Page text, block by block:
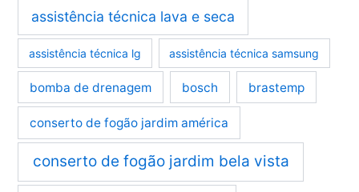
assistência técnica lava e seca
assistência técnica lg assistência técnica samsung
bomba de drenagem bosch brastemp
conserto de fogão jardim américa
conserto de fogão jardim bela vista